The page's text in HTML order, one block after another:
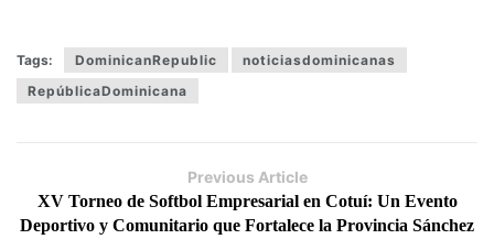
Tags: DominicanRepublic
noticiasdominicanas
RepúblicaDominicana
Previous Article
XV Torneo de Softbol Empresarial en Cotuí: Un Evento
Deportivo y Comunitario que Fortalece la Provincia Sánchez